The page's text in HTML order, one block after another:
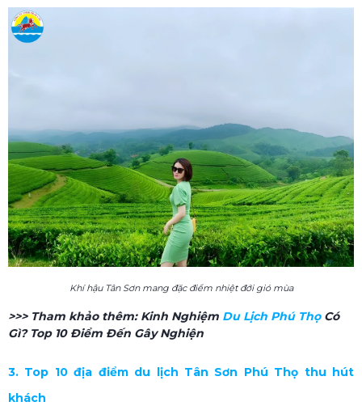
Khí hậu Tân Sơn mang đặc điểm nhiệt đới gió mùa
>>> Tham khảo thêm: Kinh Nghiệm Du Lịch Phú Thọ​ Có
Gì? Top 10 Điểm Đến Gây Nghiện
3. Top 10 địa điểm du lịch Tân Sơn Phú Thọ​ thu hút
khách